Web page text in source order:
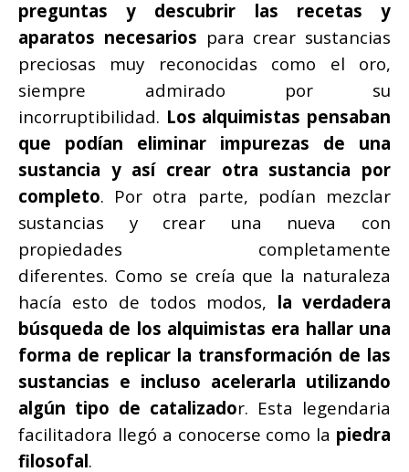
preguntas y descubrir las recetas y
aparatos necesarios para crear sustancias
preciosas muy reconocidas como el oro,
siempre admirado por su
incorruptibilidad. Los alquimistas pensaban
que podían eliminar impurezas de una
sustancia y así crear otra sustancia por
completo. Por otra parte, podían mezclar
sustancias y crear una nueva con
propiedades completamente
diferentes. Como se creía que la naturaleza
hacía esto de todos modos, la verdadera
búsqueda de los alquimistas era hallar una
forma de replicar la transformación de las
sustancias e incluso acelerarla utilizando
algún tipo de catalizador. Esta legendaria
facilitadora llegó a conocerse como la piedra
filosofal.